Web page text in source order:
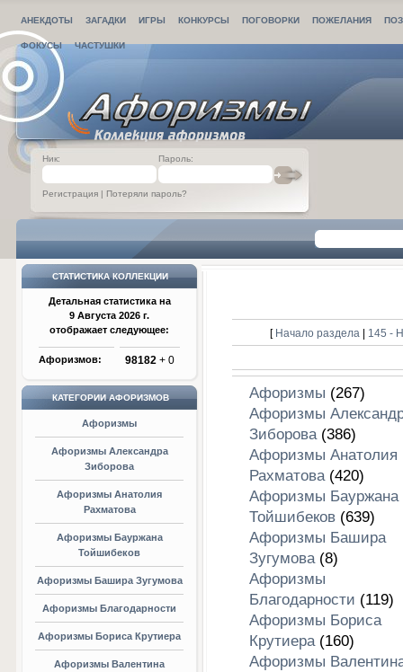
АНЕКДОТЫ ЗАГАДКИ ИГРЫ КОНКУРСЫ ПОГОВОРКИ ПОЖЕЛАНИЯ
ФОКУСЫ ЧАСТУШКИ
Ник: Пароль:
Регистрация | Потеряли пароль?
СТАТИСТИКА КОЛЛЕКЦИИ
Детальная статистика на
9 Августа 2026 г.
отображает следующее:
Афоризмов: 98182 + 0
КАТЕГОРИИ АФОРИЗМОВ
Афоризмы
Афоризмы Александра
Зиборова
Афоризмы Анатолия
Рахматова
Афоризмы Бауржана
Тойшибеков
Афоризмы Башира Зугумова
Афоризмы Благодарности
Афоризмы Бориса Крутиера
Афоризмы Валентина
[ Начало раздела | 145 -
Афоризмы (267)
Афоризмы
Зиборова(386)
Афоризмы Анатолия
Рахматова(420)
Афоризмы Бауржана
Тойшибеков(639)
Афоризмы Башира
Зугумова(8)
Афоризмы
Благодарности (119)
Афоризмы Бориса
Крутиера(160)
Афоризмы